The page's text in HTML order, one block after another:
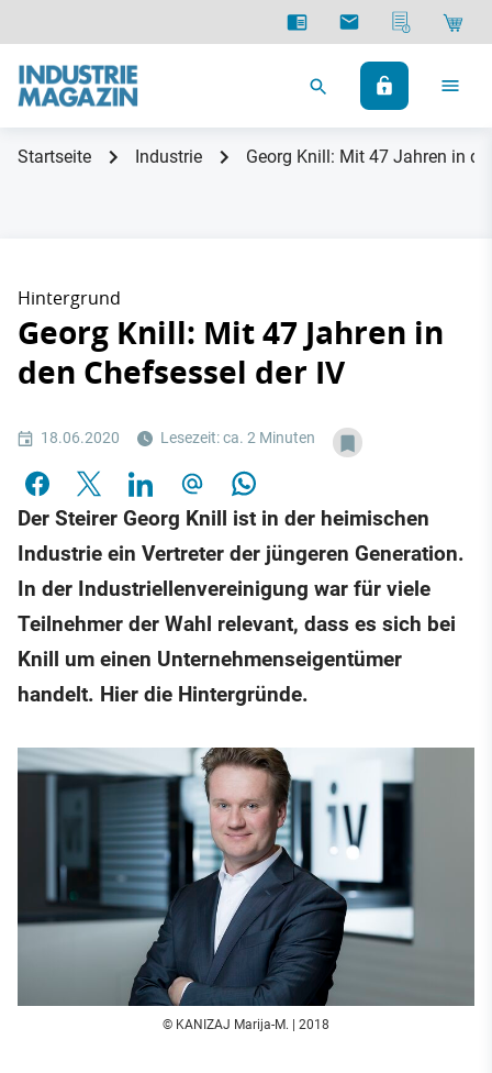
Startseite Industrie Georg Knill: Mit 47 Jahren in
Hintergrund
Georg Knill: Mit 47 Jahren in
den Chefsessel der IV
18.06.2020 Lesezeit: ca. 2 Minuten
Der Steirer Georg Knill ist in der heimischen
Industrie ein Vertreter der jüngeren Generation.
In der Industriellenvereinigung war für viele
Teilnehmer der Wahl relevant, dass es sich bei
Knill um einen Unternehmenseigentümer
handelt. Hier die Hintergründe.
© KANIZAJ Marija-M. | 2018